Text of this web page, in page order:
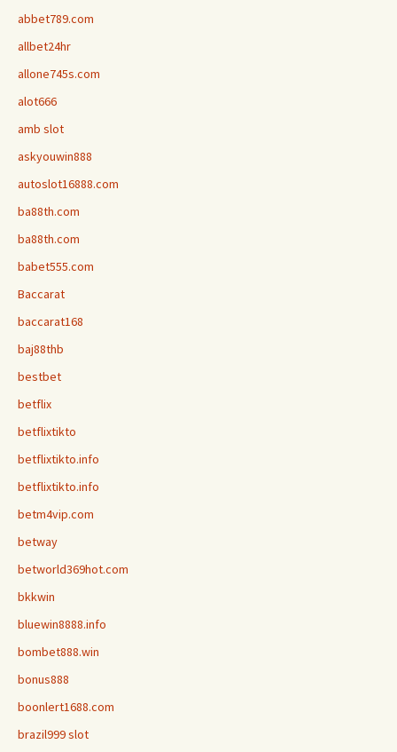
abbet789.com
allbet24hr
allone745s.com
alot666
amb slot
askyouwin888
autoslot16888.com
ba88th.com
ba88th.com
babet555.com
Baccarat
baccarat168
baj88thb
bestbet
betflix
betflixtikto
betflixtikto.info
betflixtikto.info
betm4vip.com
betway
betworld369hot.com
bkkwin
bluewin8888.info
bombet888.win
bonus888
boonlert1688.com
brazil999 slot